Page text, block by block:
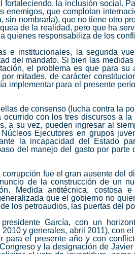
la inclusión social.
que complotan
nombrarla), que no tiene otro
de la realidad, pero que ha
quienes responsabiliza de los
e institucionales, la segunda
del mandato. Si bien las
el problema es que para su
mitades, de carácter
implementar para el presente
de consenso (lucha contra la
con los tres discursos a
a su vez, pueden ingresar al
Ejecutores en grupos
la incapacidad del Estado
del manejo del gasto por parte
fue el gran ausente del
de la construcción de un
Medida antitécnica, costosa
que el gobierno no
los petroaudios, las puertas del
García, con un
y generales, abril 2011), con
el presente año y con
y la designación de